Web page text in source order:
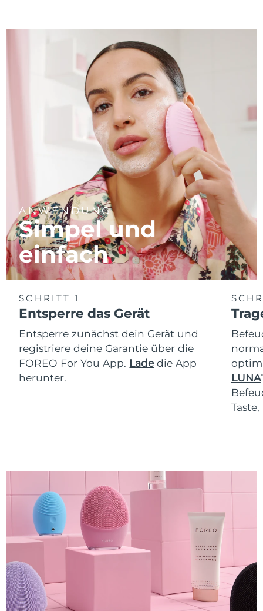
ANWENDUNG
Simpel und
einfach
SCHRITT 1
Entsperre das Gerät
Entsperre zunächst dein Gerät und
registriere deine Garantie über die
FOREO For You App. Ladedie App
herunter.
LUNA